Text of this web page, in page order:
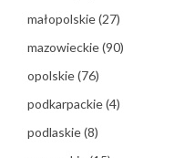
małopolskie(27)
mazowieckie(90)
opolskie(76)
podkarpackie(4)
podlaskie(8)